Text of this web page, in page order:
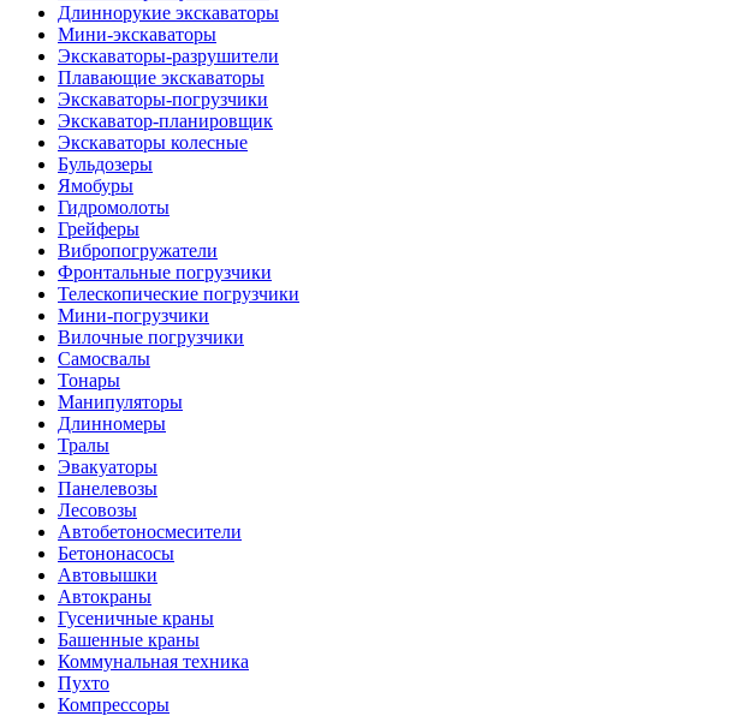
Длиннорукие экскаваторы
Мини-экскаваторы
Экскаваторы-разрушители
Плавающие экскаваторы
Экскаваторы-погрузчики
Экскаватор-планировщик
Экскаваторы колесные
Бульдозеры
Ямобуры
Гидромолоты
Грейферы
Вибро­погружатели
Фронтальные погрузчики
Телескопические погрузчики
Мини-погрузчики
Вилочные погрузчики
Самосвалы
Тонары
Манипуляторы
Длинномеры
Тралы
Эвакуаторы
Панелевозы
Лесовозы
Автобетоно­смесители
Бетононасосы
Автовышки
Автокраны
Гусеничные краны
Башенные краны
Коммунальная техника
Пухто
Компрессоры